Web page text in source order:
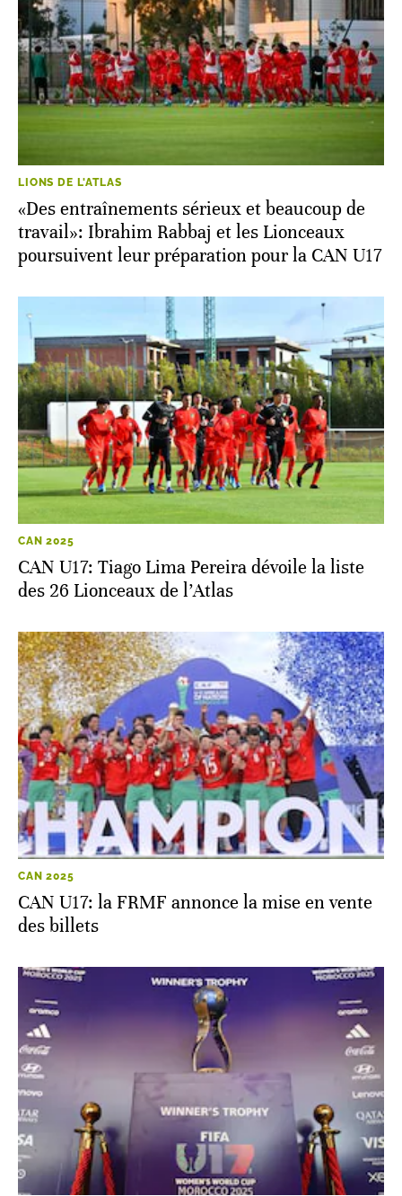
LIONS DE L'ATLAS
«Des entraînements sérieux et beaucoup de
travail»: Ibrahim Rabbaj et les Lionceaux
poursuivent leur préparation pour la CAN U17
CAN 2025
CAN U17: Tiago Lima Pereira dévoile la liste
des 26 Lionceaux de l’Atlas
CAN 2025
CAN U17: la FRMF annonce la mise en vente
des billets